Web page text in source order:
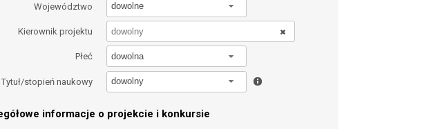
Województwo dowolne
Kierownik projektu
Płeć dowolna
Tytuł/stopień naukowy dowolny
informacje o projekcie i konkursie